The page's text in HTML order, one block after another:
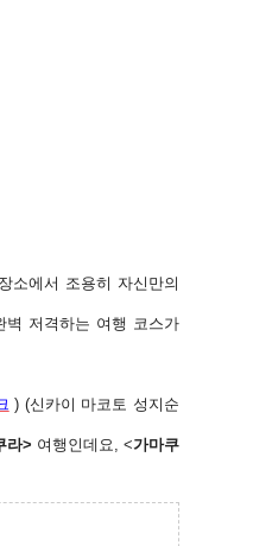
소에서 조용히 자신만의
벽 저격하는 여행 코스가
) (신카이 마코토 성지순
라> 여행인데요, <가마쿠